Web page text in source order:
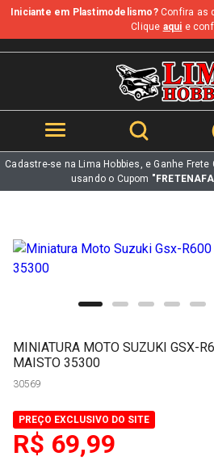
b
Iniciante em Plastimodelismo?Confira as
Clique aqui e
Cadastre-se na Lima Hobbies, e Ganhe
usando o Cupom
MINIATURA MOTO SUZUKI GSX-
MAISTO 35300
30569
PREÇO EXCLUSIVO DO SITE
R$ 69,99